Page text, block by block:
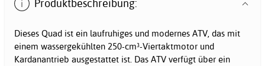
Produktbeschreibung:
Dieses Quad ist ein laufruhiges und modernes ATV, das mit
einem wassergekühlten 250-cm³-Viertaktmotor und
Kardanantrieb ausgestattet ist. Das ATV verfügt über ein